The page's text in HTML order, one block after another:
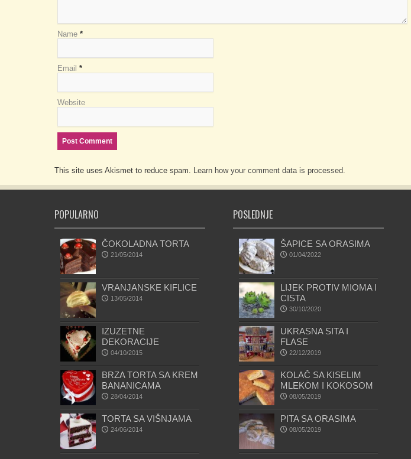
Name *
Email *
Website
This site uses Akismet to reduce spam. Learn how your comment data is processed.
POPULARNO
ČOKOLADNA TORTA
21/05/2014
VRANJANSKE KIFLICE
13/05/2014
IZUZETNE
DEKORACIJE
04/10/2015
BRZA TORTA SA KREM
BANANICAMA
28/04/2014
TORTA SA VIŠNJAMA
24/06/2014
POSLEDNJE
ŠAPICE SA ORASIMA
01/04/2022
LIJEK PROTIV MIOMA I
CISTA
30/10/2020
UKRASNA SITA I
FLASE
22/12/2019
KOLAČ SA KISELIM
MLEKOM I KOKOSOM
08/05/2019
PITA SA ORASIMA
08/05/2019